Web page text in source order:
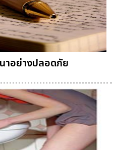
าอย่างปลอดภัย